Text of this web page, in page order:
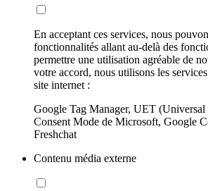
En acceptant ces services, nous
fonctionnalités allant au-delà des
permettre une utilisation agréable de
votre accord, nous utilisons les
site internet :
Google Tag Manager, UET
Consent Mode de Microsoft, Google
Freshchat
Contenu média externe